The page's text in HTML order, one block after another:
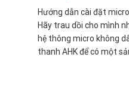
Hướng dẫn cài đặt
Hãy trau dồi cho mình
hệ thông micro không
thanh AHK để có một